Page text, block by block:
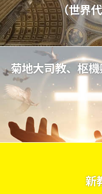
（世界
菊地大司教、枢
新